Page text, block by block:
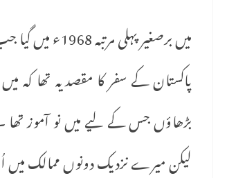
میں برصغیر
پاکستان کے سفر کا مقصدیہ تھا کہ
بڑھاؤں جس کے لیے میں نو آموز
لیکن میرے نزدیک دونوں ممالک میں